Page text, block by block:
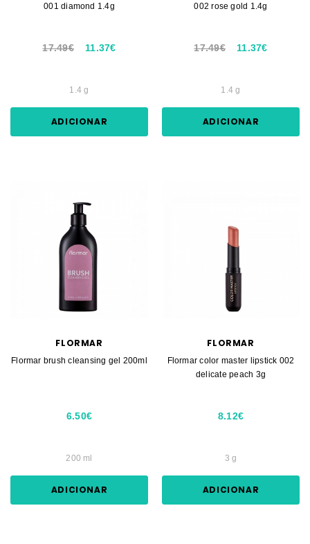
001 diamond 1.4g
17.49€ 11.37€
1.4 g
ADICIONAR
002 rose gold 1.4g
17.49€ 11.37€
1.4 g
ADICIONAR
FLORMAR
Flormar brush cleansing gel 200ml
6.50€
200 ml
ADICIONAR
FLORMAR
Flormar color master lipstick 002
delicate peach 3g
8.12€
3 g
ADICIONAR